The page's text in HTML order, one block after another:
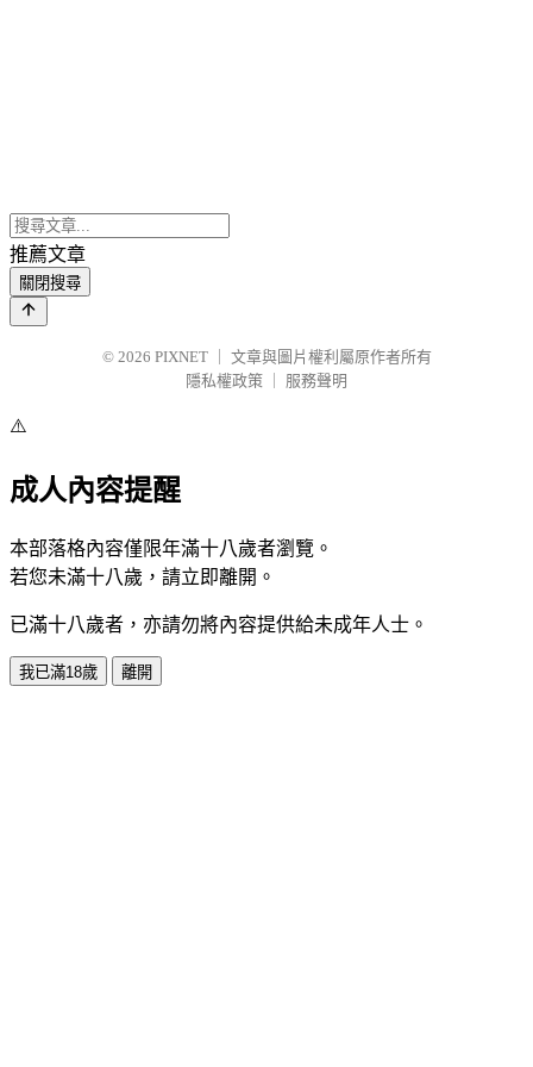
推薦文章
關閉搜尋
© 2026 PIXNET
文章與圖片權利屬原作者所有
隱私權政策
服務聲明
⚠️
成人內容提醒
本部落格內容僅限年滿十八歲者瀏覽。
若您未滿十八歲，請立即離開。
已滿十八歲者，亦請勿將內容提供給未成年人士。
我已滿18歲 離開